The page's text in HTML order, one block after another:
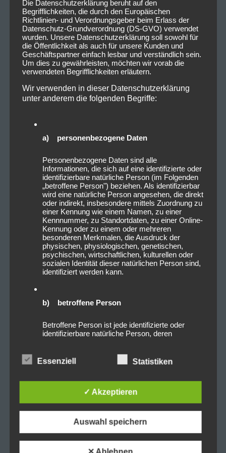
Die Datenschutzerklärung beruht auf den
Begrifflichkeiten, die durch den Europäischen
Richtlinien- und Verordnungsgeber beim Erlass der
Datenschutz-Grundverordnung (DS-GVO) verwendet
wurden. Unsere Datenschutzerklärung soll sowohl für
die Öffentlichkeit als auch für unsere Kunden und
Geschäftspartner einfach lesbar und verständlich sein.
Um dies zu gewährleisten, möchten wir vorab die
verwendeten Begrifflichkeiten erläutern.
Wir verwenden in dieser Datenschutzerklärung
unter anderem die folgenden Begriffe:
a) personenbezogene Daten
Personenbezogene Daten sind alle
Informationen, die sich auf eine identifizierte oder
identifizierbare natürliche Person (im Folgenden
„betroffene Person") beziehen. Als identifizierbar
wird eine natürliche Person angesehen, die direkt
oder indirekt, insbesondere mittels Zuordnung zu
einer Kennung wie einem Namen, zu einer
Kennnummer, zu Standortdaten, zu einer Online-
Kennung oder zu einem oder mehreren
besonderen Merkmalen, die Ausdruck der
physischen, physiologischen, genetischen,
psychischen, wirtschaftlichen, kulturellen oder
sozialen Identität dieser natürlichen Person sind,
identifiziert werden kann.
b) betroffene Person
Betroffene Person ist jede identifizierte oder
identifizierbare natürliche Person, deren
werden.
c) Verarbeitung
Verarbeitung ist jeder mit oder ohne Hilfe
automatisierter Verfahren ausgeführte Vorgang
oder jede solche Vorgangsreihe im
wie das Erheben, das Erfassen, die
Essenziell Statistiken
✓ Akzeptieren
Auswahl speichern